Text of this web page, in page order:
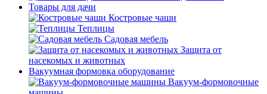
Товары для дачи
Костровые чаши
Теплицы
Садовая мебель
Защита от
насекомых и животных
Вакуумная формовка оборудование
Вакуум-формовочные